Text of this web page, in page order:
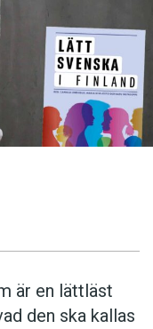
är en lättläst
den ska kallas